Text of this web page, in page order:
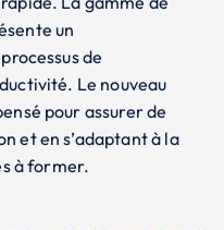
un
de
Le nouveau
pour assurer de
et en s’adaptant à la
à former.